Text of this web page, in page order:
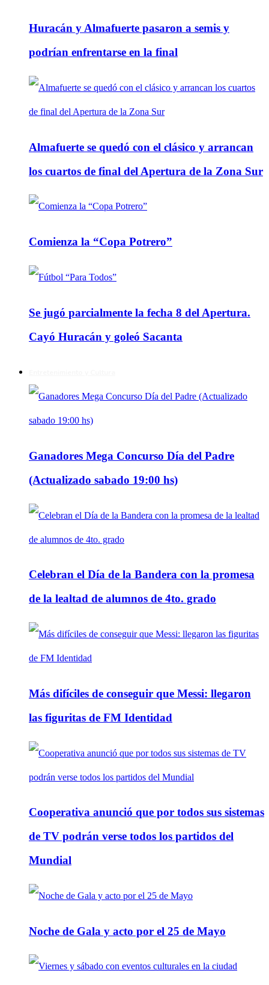
Huracán y Almafuerte pasaron a semis y
podrían enfrentarse en la final
Almafuerte se quedó con el clásico y arrancan
los cuartos de final del Apertura de la Zona Sur
Comienza la “Copa Potrero”
Se jugó parcialmente la fecha 8 del Apertura.
Cayó Huracán y goleó Sacanta
Ganadores Mega Concurso Día del Padre
(Actualizado sabado 19:00 hs)
Celebran el Día de la Bandera con la promesa
de la lealtad de alumnos de 4to. grado
Más difíciles de conseguir que Messi: llegaron
las figuritas de FM Identidad
Cooperativa anunció que por todos sus sistemas
de TV podrán verse todos los partidos del
Mundial
Noche de Gala y acto por el 25 de Mayo